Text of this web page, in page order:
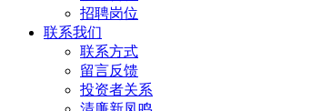
招聘岗位
联系我们
联系方式
留言反馈
投资者关系